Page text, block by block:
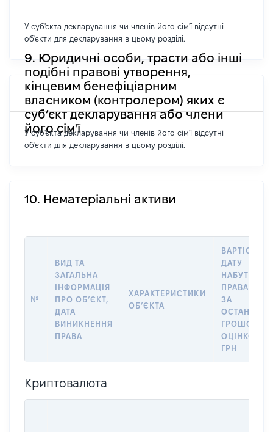
У суб'єкта декларування чи членів його сім'ї відсутні
об'єкти для декларування в цьому розділі.
9. Юридичні особи, трасти або інші
подібні правові утворення,
кінцевим бенефіціарним
власником (контролером) яких є
суб’єкт декларування або члени
його сім'ї
У суб'єкта декларування чи членів його сім'ї відсутні
об'єкти для декларування в цьому розділі.
10. Нематеріальні активи
№
ВИД ТА
ЗАГАЛЬНА
ІНФОРМАЦІЯ
ПРО ОБʼЄКТ,
ДАТА
ВИНИКНЕННЯ
ПРАВА
ХАРАКТЕРИСТИКИ
ОБʼЄКТА
ВАРТІСТЬ
ДАТУ
НАБУТТЯ
ПРАВА АБО
ЗА
ОЦІНКОЮ,
ГРН
Криптовалюта